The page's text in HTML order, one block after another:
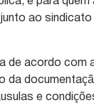
ao
de acordo com
da
e